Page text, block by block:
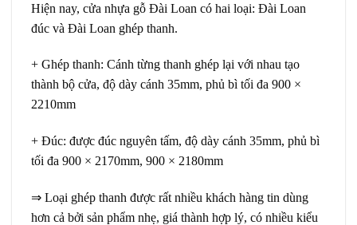
Hiện nay, cửa nhựa gỗ Đài Loan có hai loại: Đài Loan
đúc và Đài Loan ghép thanh.
+ Ghép thanh: Cánh từng thanh ghép lại với nhau tạo
thành bộ cửa, độ dày cánh 35mm, phủ bì tối đa 900 ×
2210mm
+ Đúc: được đúc nguyên tấm, độ dày cánh 35mm, phủ bì
tối đa 900 × 2170mm, 900 × 2180mm
⇒ Loại ghép thanh được rất nhiều khách hàng tin dùng
hơn cả bởi sản phẩm nhẹ, giá thành hợp lý, có nhiều kiểu